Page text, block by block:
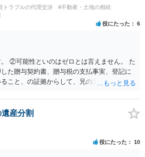
トラブルの代理交渉
#不動産・土地の相続
役にたった 6
②可能性といのはゼロとは言えません。 た
た贈与契約書、贈与税の支払事実、登記に
ること、の証拠からして、兄の主張は通らな
を申し立てて進めるのがベターのような気
産分割
役にたった 10